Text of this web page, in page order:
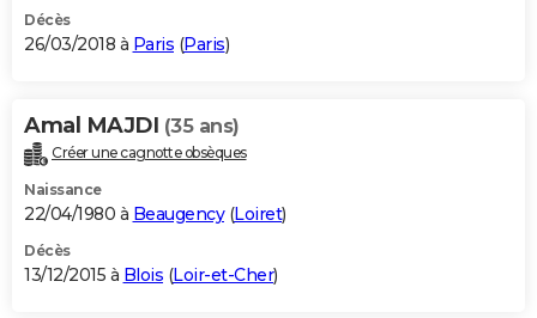
Décès
26/03/2018 à Paris (Paris)
Amal MAJDI (35 ans)
Créer une cagnotte obsèques
Naissance
22/04/1980 à Beaugency(Loiret)
Décès
13/12/2015 à Blois (Loir-et-Cher)